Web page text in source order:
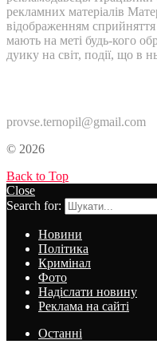
рекламних матеріалів
відображенням
мають на меті будь-кого
дуику на світ, події, що в
provse.ternopil@gmail.com
© 2026
Back to Top
Close
Search for:
Новини
Політика
Кримінал
Фото
Надіслати новину
Реклама на сайті
Останні